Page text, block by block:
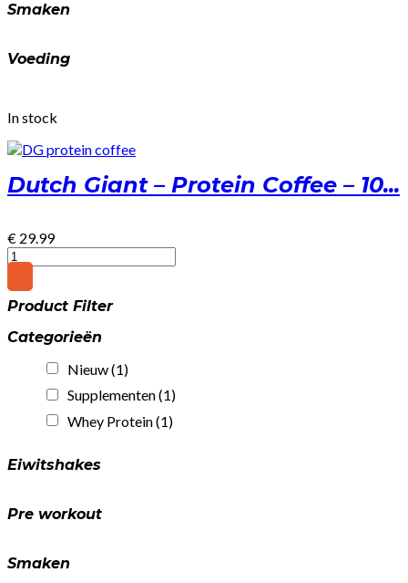
Smaken
Voeding
In stock
Dutch Giant – Protein Coffee – 10...
€ 29.99
Dutch
Giant
-
Protein
-
1000g
Shakebeker
quantity
Product Filter
Categorieën
Nieuw(1)
Supplementen(1)
Whey Protein(1)
Eiwitshakes
Pre workout
Smaken